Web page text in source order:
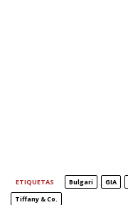
ETIQUETAS Bulgari GIA
Tiffany & Co.